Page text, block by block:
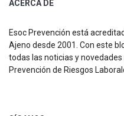
ACERCA DE
Esoc Prevención está
Ajeno desde 2001. Con este
todas las noticias y
Prevención de Riesgos